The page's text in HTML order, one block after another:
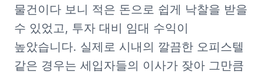
물건이다 보니 적은 돈으로 쉽게 낙찰을 받을
수 있었고, 투자 대비 임대 수익이
높았습니다. 실제로 시내의 깔끔한 오피스텔
같은 경우는 세입자들의 이사가 잦아 그만큼